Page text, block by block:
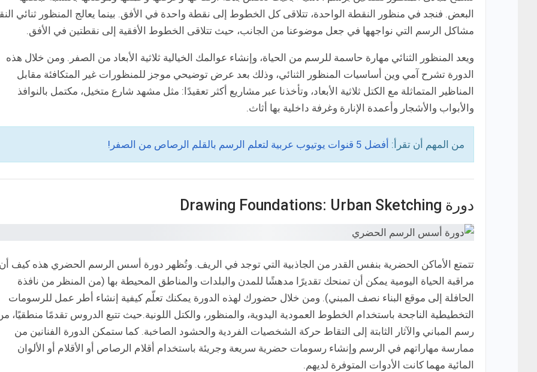
البعض. فنجد في منظور النقطة الواحدة، تتلاقى كل الخطوط إلى نقطة واحدة في الأفق. بينما يعالج المنظور ثنائي
مشاكل الرسم التي نواجهها في جعل موضوعنا من الجانب، حيث تتلاقى الخطوط الأفقية إلى نقطتين في الأفق.
ويعد المنظور الثنائي مهارة حاسمة للرسم من الحياة، وإنشاء عوالمك الخيالية ثلاثية الأبعاد من الصفر. ومن خلال هذه
الدورة تشرح آمي وين أساسيات المنظور الثنائي، وذلك بعد عرض توضيحي موجز للمنظورات غير المتكافئة مقابل
المناظير المتماثلة مع الكتل ثلاثية الأبعاد، وتأخذنا عبر مشاريع أكثر تعقيدًا: مثل مشهد شارع متخيل، مكتمل بالنوافذ
والأبواب والأشجار وأعمدة الإنارة وغرفة داخلية بها أثاث.
من المهم أن تقرأ: أفضل 5 قنوات يوتيوب عربية لتعلم الرسم بالقلم الرصاص من الصفر!
دورة Drawing Foundations: Urban Sketching
تتمتع الأماكن الحضرية بنفس القدر من الجاذبية التي توجد في الريف. وتُظهر دورة أسس الرسم الحضري هذه كيف
مراقبة الحياة اليومية يمكن أن تمنحك تقديرًا مدهشًا للمدن والبلدات والمناطق المحيطة بها (من المنظر من نافذة
الحافلة إلى موقع البناء نصف المبني). ومن خلال حضورك لهذه الدورة يمكنك تعلّم كيفية إنشاء أطر عمل للرسومات
التخطيطية الناجحة باستخدام الخطوط العمودية اليدوية، والمنظور، والكتل اللونية.حيث تتبع الدروس تقدمًا منطقيًا،
رسم المباني والآثار الثابتة إلى التقاط حركة الشخصيات الفردية والحشود الصاخبة. كما ستمكن الدورة الفنانين من
ممارسة مهاراتهم في الرسم وإنشاء رسومات حضرية سريعة وجريئة باستخدام أقلام الرصاص أو الأقلام أو الألوان
المائية مهما كانت الأدوات المتوفرة لديهم.